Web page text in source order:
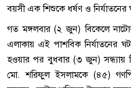
বয়সী এক শিশুকে ধর্ষণ ও
গত মঙ্গলবার (২ জুন) বিকেলে
এলাকায় এই পাশবিক নির্যাতনের
হওয়ার পর বুধবার (৩ জুন) সন্ধ্যায়
মো. শরিফুল ইসলামকে (৪৫)